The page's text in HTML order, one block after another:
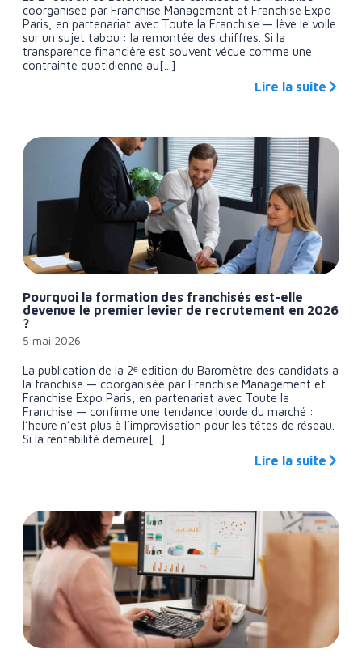
coorganisée par Franchise Management et Franchise Expo
Paris, en partenariat avec Toute la Franchise — lève le voile
sur un sujet tabou : la remontée des chiffres. Si la
transparence financière est souvent vécue comme une
contrainte quotidienne au[...]
Lire la suite
Pourquoi la formation des franchisés est-elle
devenue le premier levier de recrutement en 2026
?
5 mai 2026
La publication de la 2ᵉ édition du Baromètre des candidats à
la franchise — coorganisée par Franchise Management et
Franchise Expo Paris, en partenariat avec Toute la
Franchise — confirme une tendance lourde du marché :
l’heure n’est plus à l’improvisation pour les têtes de réseau.
Si la rentabilité demeure[...]
Lire la suite